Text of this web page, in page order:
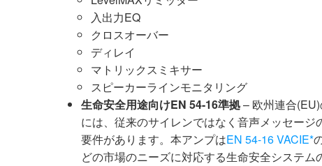
入出力EQ
クロスオーバー
ディレイ
マトリックスミキサー
スピーカーラインモニタリング
生命安全用途向けEN 54-16準拠– 欧州連合
には、従来のサイレンではなく音声メッセー
要件があります。本アンプはEN 54-16 VACIE*
どの市場のニーズに対応する生命安全システム